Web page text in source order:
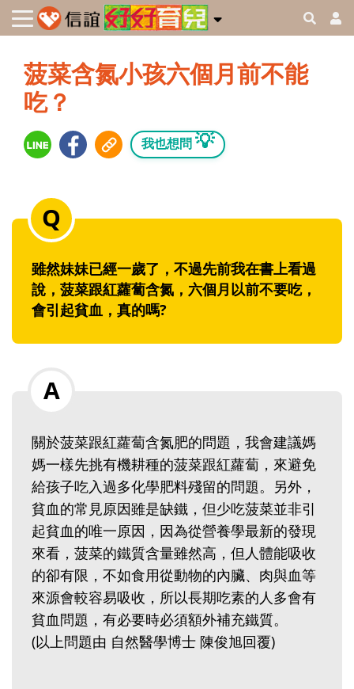
菠菜含氮小孩六個月前不能
吃？
我也想問 💡
雖然妹妹已經一歲了，不過先前我在書上看過
說，菠菜跟紅蘿蔔含氮，六個月以前不要吃，
會引起貧血，真的嗎?
關於菠菜跟紅蘿蔔含氮肥的問題，我會建議媽
媽一樣先挑有機耕種的菠菜跟紅蘿蔔，來避免
給孩子吃入過多化學肥料殘留的問題。另外，
貧血的常見原因雖是缺鐵，但少吃菠菜並非引
起貧血的唯一原因，因為從營養學最新的發現
來看，菠菜的鐵質含量雖然高，但人體能吸收
的卻有限，不如食用從動物的內臟、肉與血等
來源會較容易吸收，所以長期吃素的人多會有
貧血問題，有必要時必須額外補充鐵質。
(以上問題由 自然醫學博士 陳俊旭回覆)